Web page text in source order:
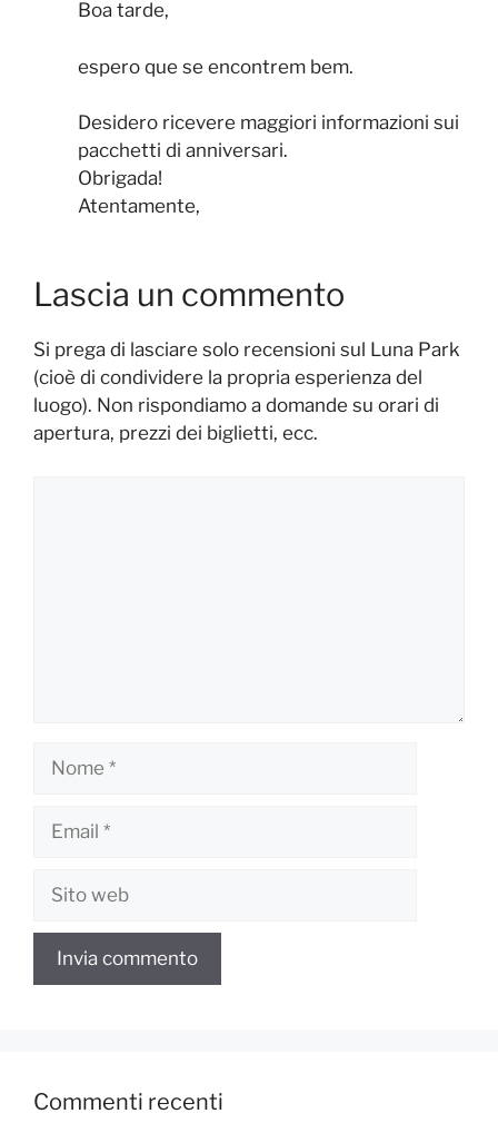
Boa tarde,
espero que se encontrem bem.
Desidero ricevere maggiori informazioni sui
pacchetti di anniversari.
Obrigada!
Atentamente,
Lascia un commento
Si prega di lasciare solo recensioni sul Luna Park
(cioè di condividere la propria esperienza del
luogo). Non rispondiamo a domande su orari di
apertura, prezzi dei biglietti, ecc.
web
Commenti recenti